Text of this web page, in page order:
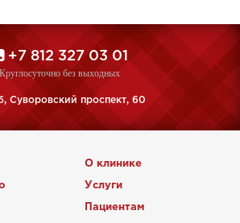
+7 812 327 03 01
Круглосуточно без выходных
Суворовский проспект, 60
О клинике
Услуги
Пациентам